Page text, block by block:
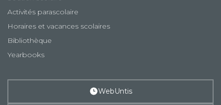
Activités parascolaire
Horaires et vacances scolaires
Bibliothèque
Yearbooks
WebUntis